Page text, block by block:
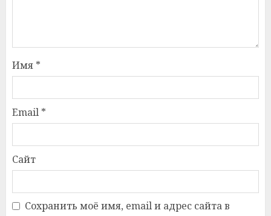
Имя *
Email *
Сайт
Сохранить моё имя, email и адрес сайта в